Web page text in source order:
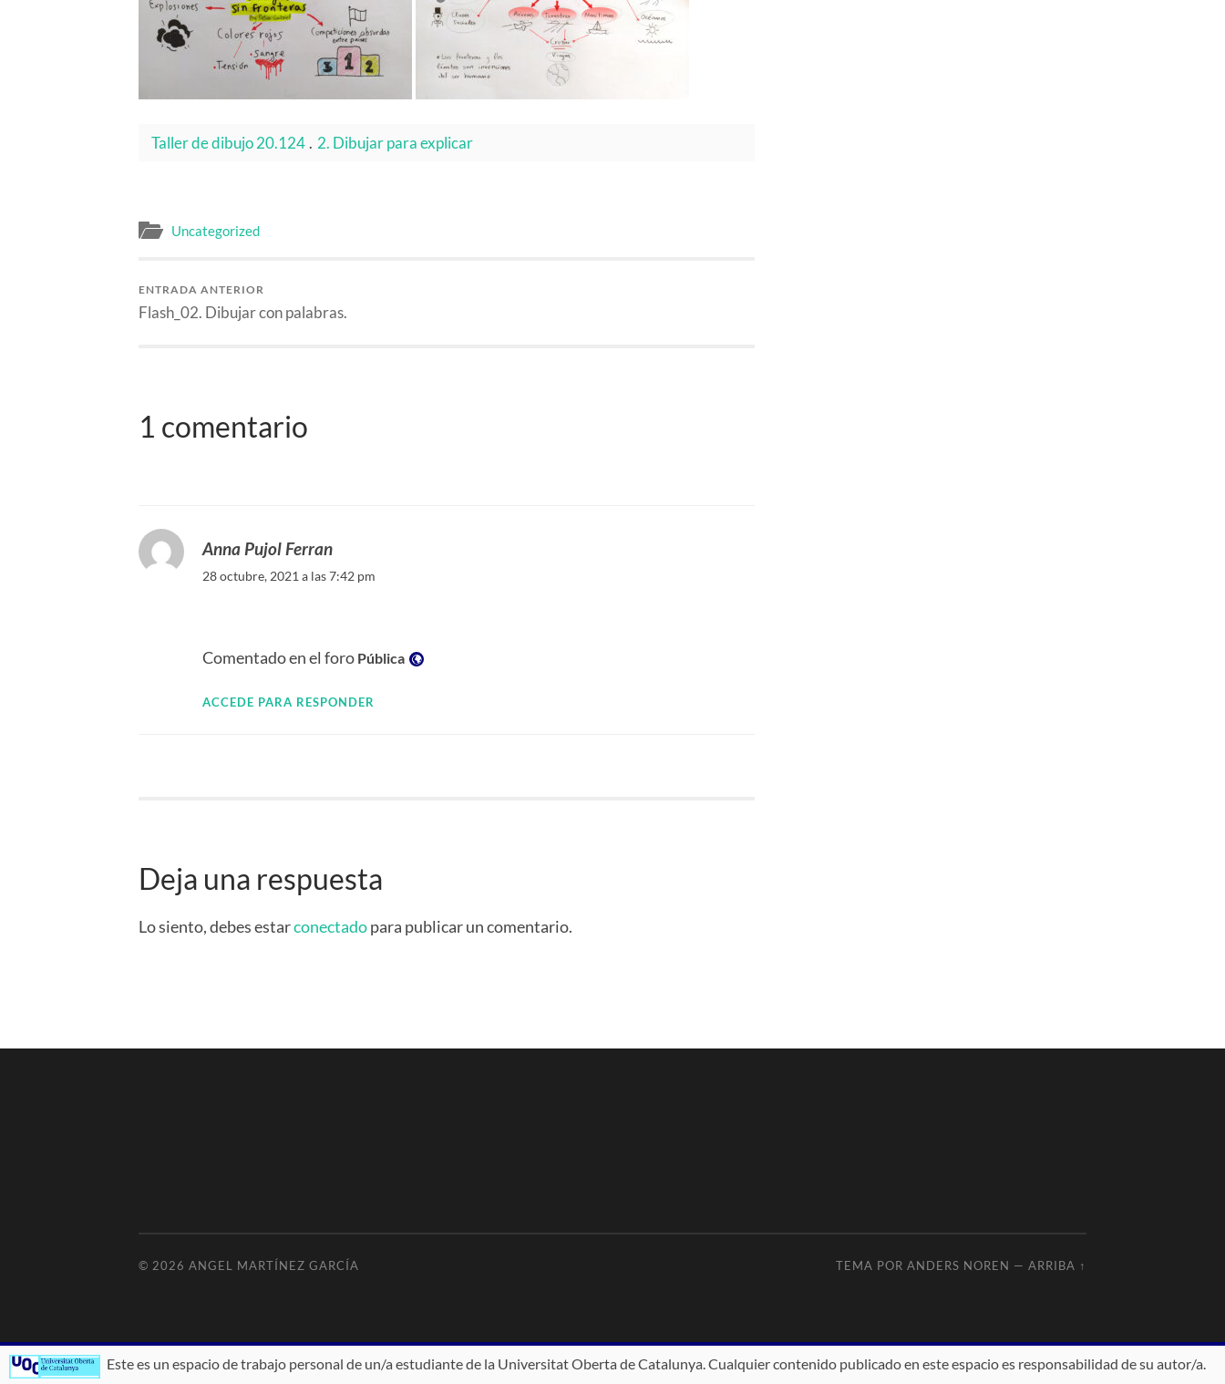
Taller de dibujo 20.124 . 2. Dibujar para explicar
Uncategorized
ENTRADA ANTERIOR
Flash_02. Dibujar con palabras.
1 comentario
Anna Pujol Ferran
28 octubre, 2021 a las 7:42 pm
Comentado en el foro Pública
ACCEDE PARA RESPONDER
Deja una respuesta
Lo siento, debes estarconectadopara publicar un comentario.
© 2026 ANGEL MARTÍNEZ GARCÍA TEMA POR ANDERS NOREN — ARRIBA ↑
Este es un espacio de trabajo personal de un/a estudiante de la Universitat Oberta de Catalunya. Cualquier contenido publicado en este espacio es responsabilidad de su autor/a.